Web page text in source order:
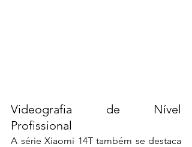
Videografia de Nível
Profissional
A série Xiaomi 14T também se destaca